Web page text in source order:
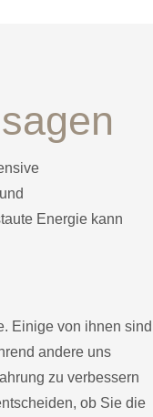
Energie kann
Einige von ihnen sind
andere uns
zu verbessern
ob Sie die